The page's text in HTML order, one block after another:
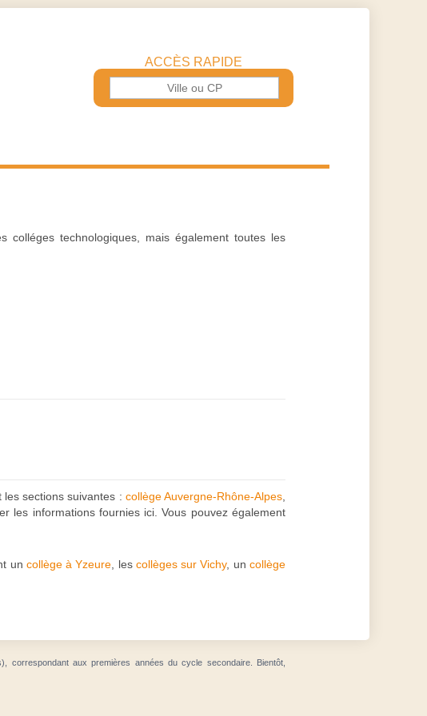
ACCÈS RAPIDE
colléges technologiques, mais également toutes les
sections suivantes : collège Auvergne-Rhône-Alpes
les informations fournies ici. Vous pouvez également
un collège à Yzeure , les collèges sur Vichy, uncollège
correspondant aux premières années du cycle secondaire. Bientôt,